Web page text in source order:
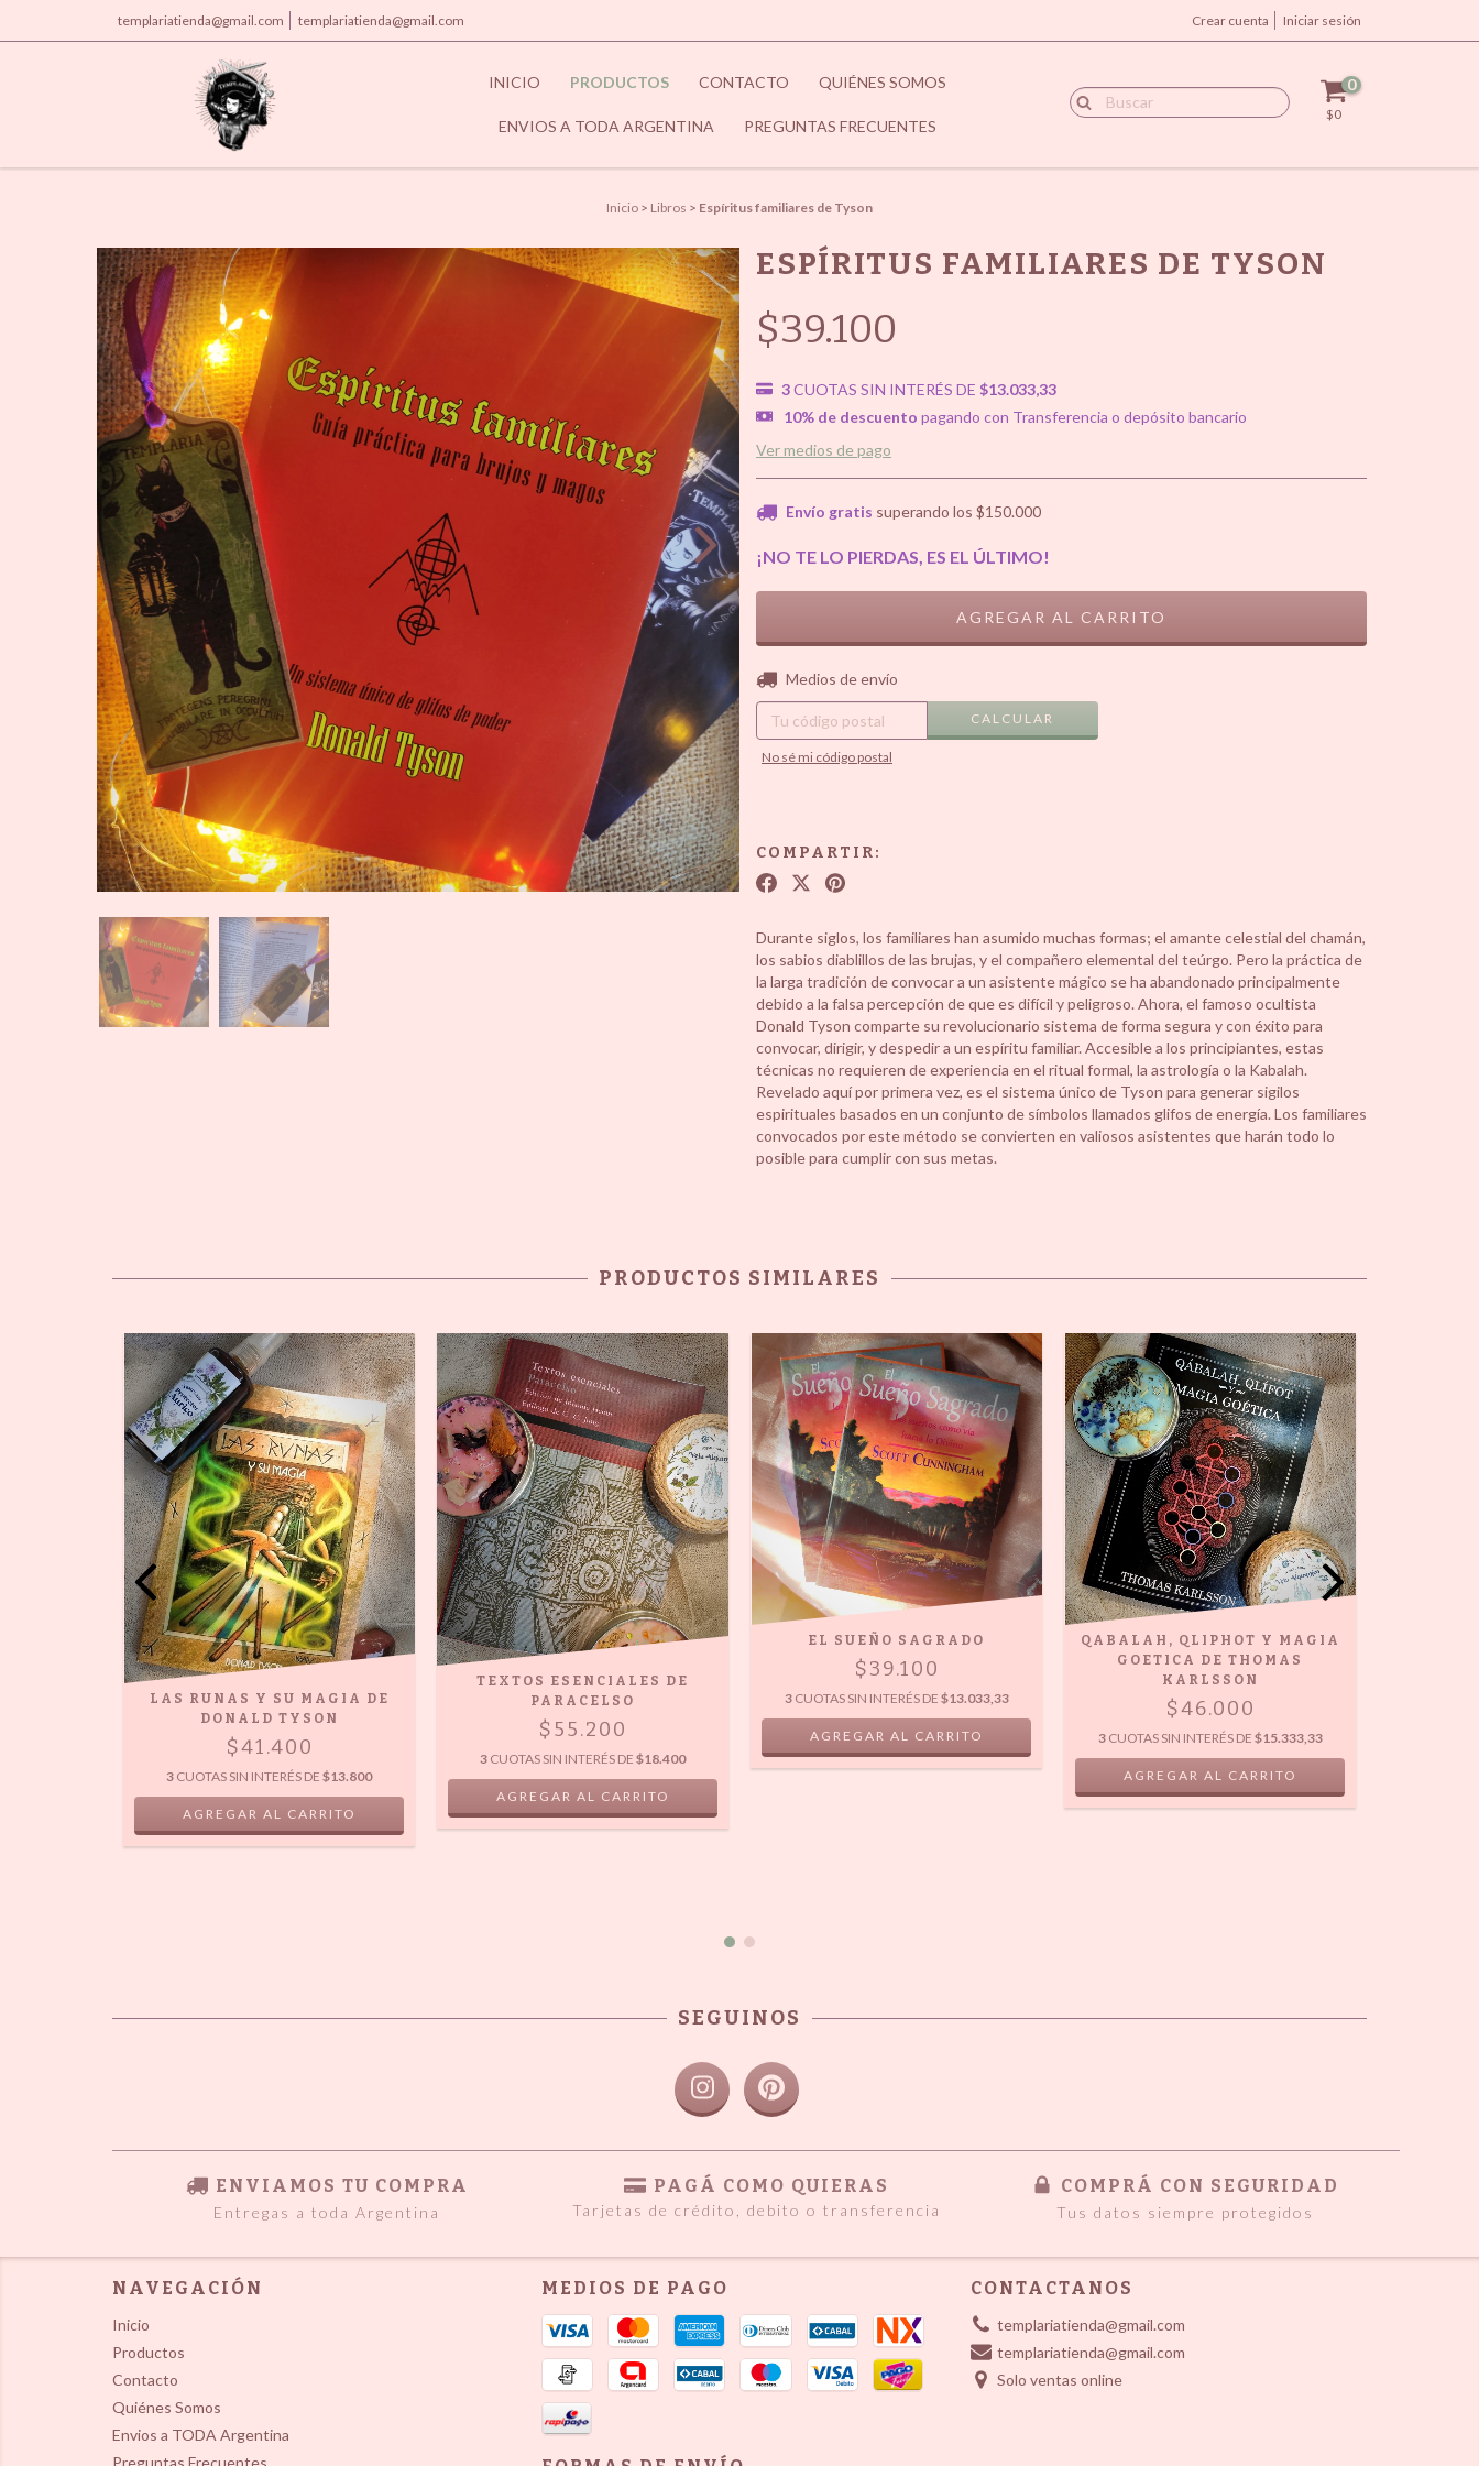
templariatienda@gmail.com templariatienda@gmail.com Crear cuenta Iniciar sesión
INICIO PRODUCTOS CONTACTO QUIÉNES SOMOS
ENVIOS A TODA ARGENTINA PREGUNTAS FRECUENTES
0
$0
Inicio > Libros > Espíritus familiares de Tyson
ESPÍRITUS FAMILIARES DE TYSON
$39.100
3CUOTAS SIN INTERÉS DE $13.033,33
10% de descuento pagando con Transferencia o depósito bancario
Ver medios de pago
Envío gratis superando los $150.000
¡NO TE LO PIERDAS, ES EL ÚLTIMO!
Entregas para el CP:
Medios de envío
CALCULAR
No sé mi código postal
COMPARTIR:
Durante siglos, los familiares han asumido muchas formas; el amante celestial del chamán,
los sabios diablillos de las brujas, y el compañero elemental del teúrgo. Pero la práctica de
la larga tradición de convocar a un asistente mágico se ha abandonado principalmente
debido a la falsa percepción de que es difícil y peligroso. Ahora, el famoso ocultista
Donald Tyson comparte su revolucionario sistema de forma segura y con éxito para
convocar, dirigir, y despedir a un espíritu familiar. Accesible a los principiantes, estas
técnicas no requieren de experiencia en el ritual formal, la astrología o la Kabalah.
Revelado aquí por primera vez, es el sistema único de Tyson para generar sigilos
espirituales basados en un conjunto de símbolos llamados glifos de energía. Los familiares
convocados por este método se convierten en valiosos asistentes que harán todo lo
posible para cumplir con sus metas.
PRODUCTOS SIMILARES
LAS RUNAS Y SU MAGIA DE
DONALD TYSON
$41.400
3 CUOTAS SIN INTERÉS DE $13.800
TEXTOS ESENCIALES DE
PARACELSO
$55.200
3 CUOTAS SIN INTERÉS DE $18.400
EL SUEÑO SAGRADO
$39.100
3 CUOTAS SIN INTERÉS DE $13.033,33
QABALAH, QLIPHOT Y MAGIA
GOETICA DE THOMAS
KARLSSON
$46.000
3 CUOTAS SIN INTERÉS DE $15.333,33
SEGUINOS
ENVIAMOS TU COMPRA
Entregas a toda Argentina
PAGÁ COMO QUIERAS
Tarjetas de crédito, debito o transferencia
COMPRÁ CON SEGURIDAD
Tus datos siempre protegidos
NAVEGACIÓN
Inicio
Productos
Contacto
Quiénes Somos
Envios a TODA Argentina
Preguntas Frecuentes
MEDIOS DE PAGO CONTACTANOS
templariatienda@gmail.com
templariatienda@gmail.com
Solo ventas online